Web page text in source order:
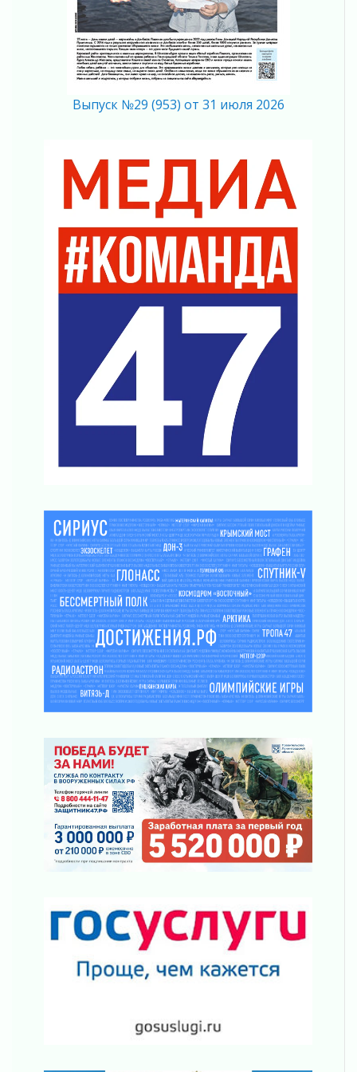
Ленобласть внедрила передовую подготовку
операторов БПЛА
02 августа 2026
В Ивангороде появилась «Избушка-
воробушка»
Юхла, мука, кантеле и Водяной
Лето катится с горки
01 августа 2026
В Ленобласти открылась экспозиция к 150-
летию Билибина
01 августа 2026
Лето без гаджетов
01 августа 2026
Болезнь девственниц и вампиров
Безмолвный крик о помощи
В музей всей семьёй
01 августа 2026
Без заявлений и очередей
Не женское это дело...уверены?
Айда на пляж!
01 августа 2026
Один в поле — не воин
01 августа 2026
Пик топливного кризиса в регионе прошёл
31 июля 2026
О мужестве, долге и стойкости
31 июля 2026
Ленинградцы — бойцам «Барс-Ленинградец»
31 июля 2026
Маршрутами будущего — к заветной цели
«Корвет» на страже
31 июля 2026
Правила для жизни
31 июля 2026
С рабочим визитом
31 июля 2026
В Шлиссельбурге прошла акция «Белый
Новые возможности для творчества
31 июля 2026
За сухими цифрами — реальная жизнь
31 июля 2026
Выпуск №29 (953) от 31 июля 2026